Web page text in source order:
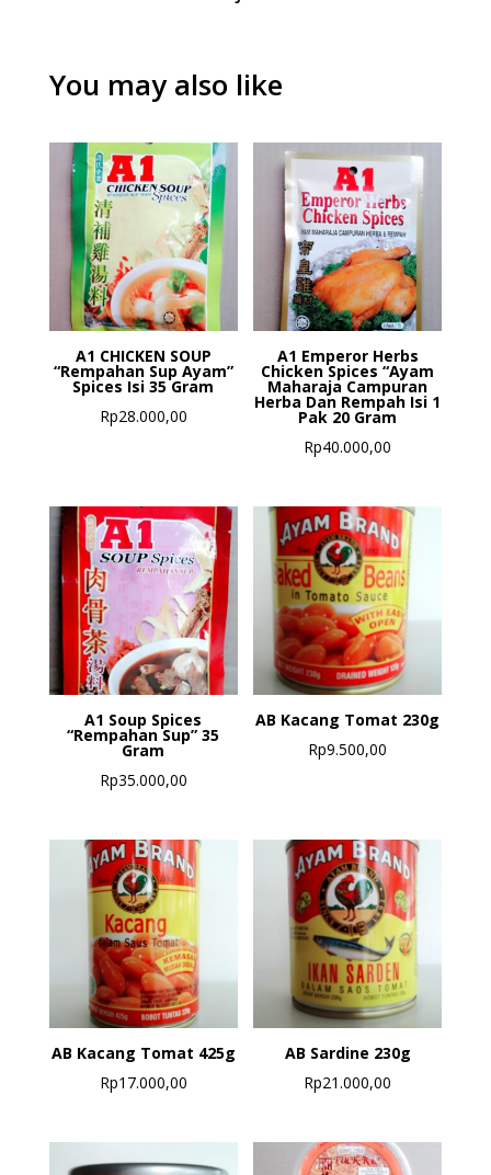
You may also like
A1 CHICKEN SOUP
“Rempahan Sup Ayam”
Spices Isi 35 Gram
Rp28.000,00
A1 Emperor Herbs
Chicken Spices “Ayam
Maharaja Campuran
Herba Dan Rempah Isi 1
Pak 20 Gram
Rp40.000,00
A1 Soup Spices
“Rempahan Sup” 35
Gram
Rp35.000,00
AB Kacang Tomat 230g
Rp9.500,00
AB Kacang Tomat 425g
Rp17.000,00
AB Sardine 230g
Rp21.000,00